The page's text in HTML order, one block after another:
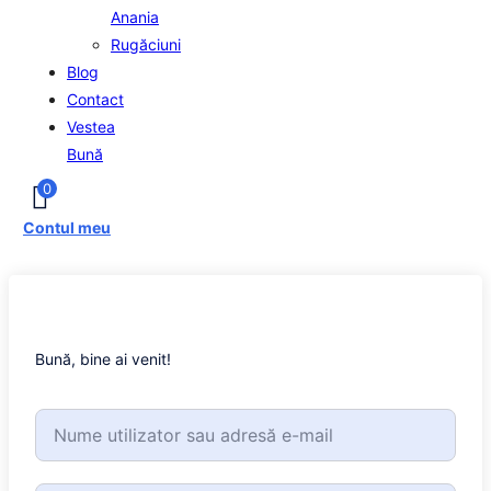
Anania
Rugăciuni
Blog
Contact
Vestea
Bună
0
Contul meu
Bună, bine ai venit!